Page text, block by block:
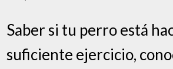
Saber si tu perro está
suficiente ejercicio,